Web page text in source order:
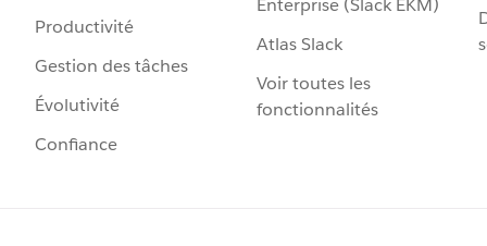
Productivité
Gestion des tâches
Évolutivité
Confiance
Enterprise (Slack EKM)
Atlas Slack
Voir toutes les
fonctionnalités